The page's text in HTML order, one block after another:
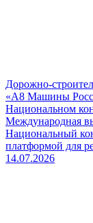
Дорожно-
«А8 Машины
Национальном
Международная
Национальный
платформой для
14.07.2026